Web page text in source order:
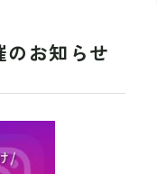
のお知らせ